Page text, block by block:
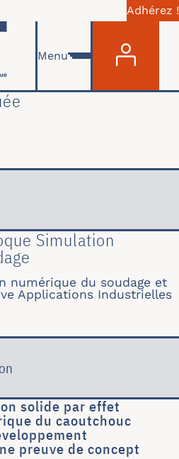
Adhérez !
Menu
Simulation
numérique du soudage et
Applications Industrielles
solide par effet
du caoutchouc
preuve de concept